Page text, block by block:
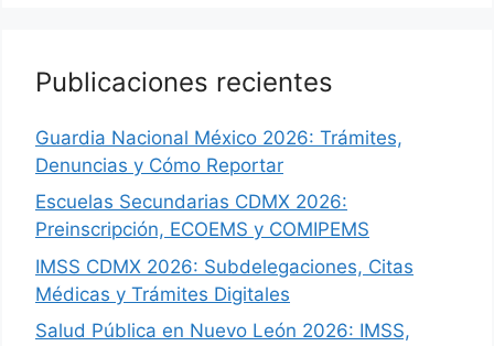
Publicaciones recientes
Guardia Nacional México 2026: Trámites,
Denuncias y Cómo Reportar
Escuelas Secundarias CDMX 2026:
Preinscripción, ECOEMS y COMIPEMS
IMSS CDMX 2026: Subdelegaciones, Citas
Médicas y Trámites Digitales
Salud Pública en Nuevo León 2026: IMSS,